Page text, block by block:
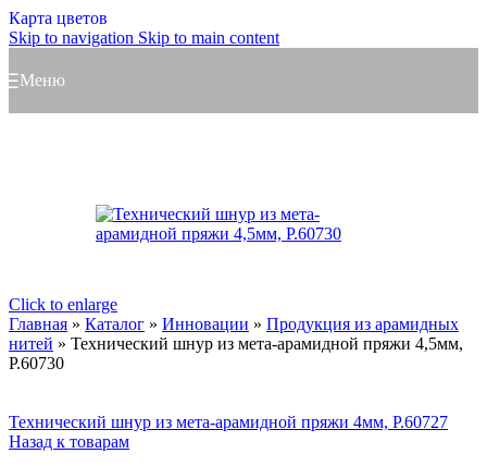
Карта цветов
Skip to navigation Skip to main content
Меню
Click to enlarge
Главная » Каталог » Инновации » Продукция из арамидных
нитей » Технический шнур из мета-арамидной пряжи 4,5мм,
Р.60730
Технический шнур из мета-арамидной пряжи 4мм, Р.60727
Назад к товарам